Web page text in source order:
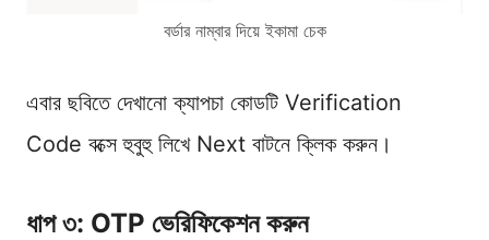
বর্ডার নাম্বার দিয়ে ইকামা চেক
এবার ছবিতে দেখানো ক্যাপচা কোডটি Verification
Code বক্সে হুবুহু লিখে Next বাটনে ক্লিক করুন।
ধাপ ৩: OTP ভেরিফিকেশন করুন